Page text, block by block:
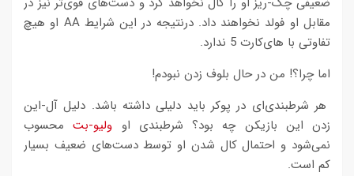
مقابل او فولد نخواهند داد. درنتیجه در این شرایط AA او هیچ
تفاوتی با های‌کارت 5 ندارد.
اما چرا؟! من در حال بلوف زدن نبودم!
هر شرطبندی‌ای در پوکر باید دلیلی داشته باشد. دلیل آل-این
زدن این بازیکن چه بود؟ شرطبندی او ولیو-بتمحسوب
نمی‌شود و احتمال کال شدن او توسط دست‌های ضعیف بسیار
کم است.